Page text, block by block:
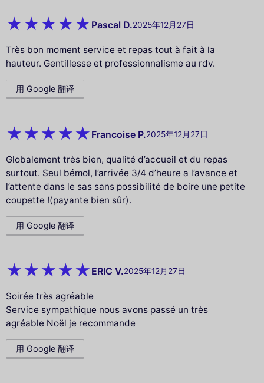
Pascal D.2025年12月27日
Très bon moment service et repas tout à fait à la
hauteur. Gentillesse et professionnalisme au rdv.
用 Google 翻译
Francoise P.2025年12月27日
Globalement très bien, qualité d’accueil et du repas
surtout. Seul bémol, l’arrivée 3/4 d’heure a l’avance et
l’attente dans le sas sans possibilité de boire une petite
coupette !(payante bien sûr).
用 Google 翻译
ERIC V.2025年12月27日
Soirée très agréable
Service sympathique nous avons passé un très
agréable Noël je recommande
用 Google 翻译